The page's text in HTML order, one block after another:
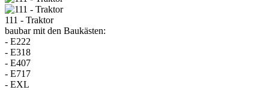
111 - Traktor
baubar mit den Baukästen:
- E222
- E318
- E407
- E717
- EXL